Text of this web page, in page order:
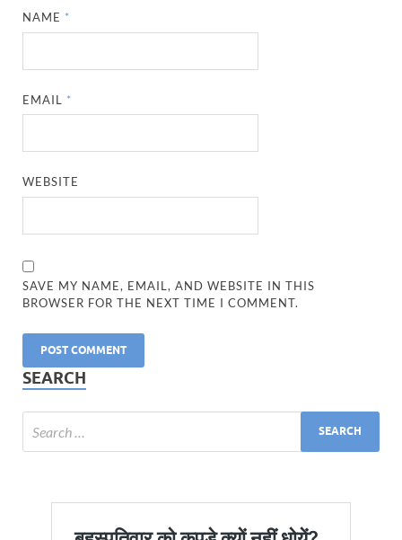
NAME *
EMAIL *
WEBSITE
SAVE MY NAME, EMAIL, AND WEBSITE IN THIS
BROWSER FOR THE NEXT TIME I COMMENT.
SEARCH